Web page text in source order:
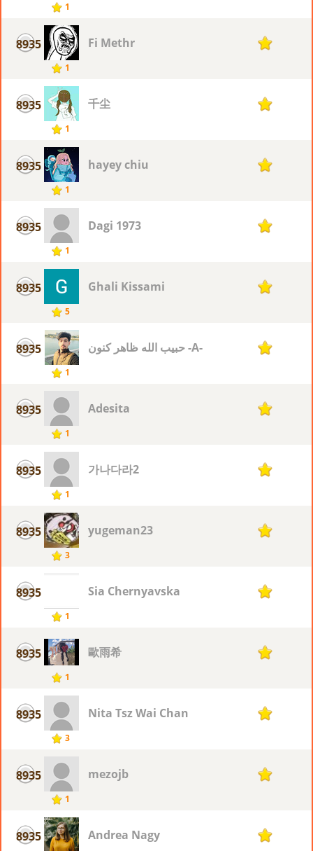
1
8935
1
Fi Methr 1
8935
1
千尘 1
8935
1
hayey chiu 1
8935
1
Dagi 1973 1
8935
5
Ghali Kissami 1
8935
1
حبيب الله ظاهر كنون -A- 1
8935
1
Adesita 1
8935
1
가나다라2 1
8935
3
yugeman23 1
8935
1
Sia Chernyavska 1
8935
1
歐雨希 1
8935
3
Nita Tsz Wai Chan 1
8935
1
mezojb 1
8935 Andrea Nagy 1